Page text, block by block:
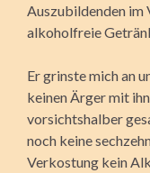
Auszubildenden im
alkoholfreie
Er grinste mich an
keinen Ärger mit
vorsichtshalber
noch keine
Verkostung kein